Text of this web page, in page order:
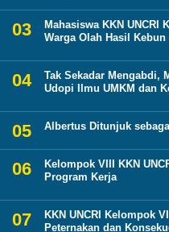
Mahasiswa KKN
Warga Olah Hasil
Tak Sekadar Mengabdi,
Udopi Ilmu UMKM dan
Albertus Ditunjuk
Kelompok VIII KKN
Program Kerja
KKN UNCRI Kelompok
Peternakan dan